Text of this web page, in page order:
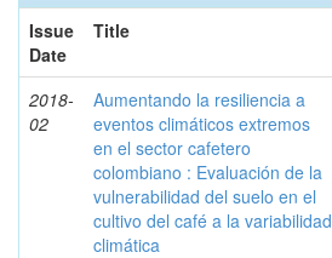
Issue
Date
Title
2018-
02
Aumentando la resiliencia a
eventos climáticos extremos
en el sector cafetero
colombiano : Evaluación de la
vulnerabilidad del suelo en el
cultivo del café a la variabilidad
climática